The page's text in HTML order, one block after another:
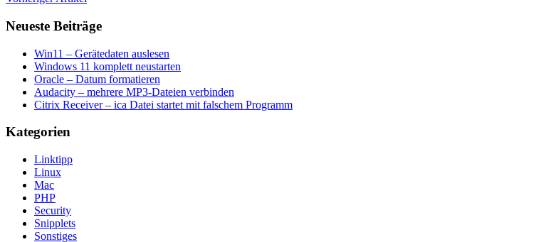
Neueste Beiträge
Win11 – Gerätedaten auslesen
Windows 11 komplett neustarten
Oracle – Datum formatieren
Audacity – mehrere MP3-Dateien verbinden
Citrix Receiver – ica Datei startet mit falschem Programm
Kategorien
Linktipp
Linux
Mac
PHP
Security
Snipplets
Sonstiges